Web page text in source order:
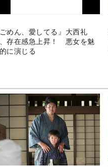
ごめん、愛してる』大西礼
存在感急上昇！ 悪女を魅
に演じる